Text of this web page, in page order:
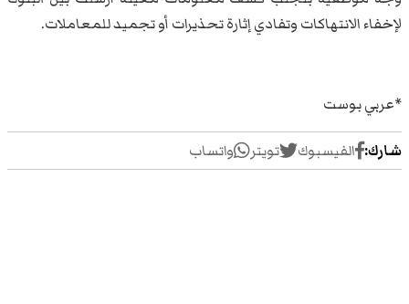
لإخفاء الانتهاكات وتفادي إثارة تحذيرات أو تجميد للمعاملات.
*عربي بوست
شارك: الفيسبوك تويتر واتساب